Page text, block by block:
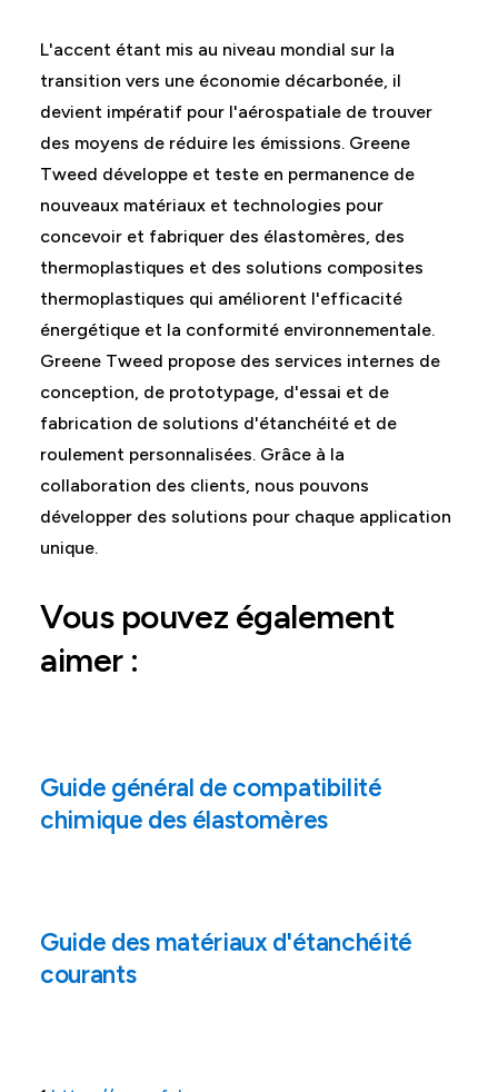
L'accent étant mis au niveau mondial sur la
transition vers une économie décarbonée, il
devient impératif pour l'aérospatiale de trouver
des moyens de réduire les émissions. Greene
Tweed développe et teste en permanence de
nouveaux matériaux et technologies pour
concevoir et fabriquer des élastomères, des
thermoplastiques et des solutions composites
thermoplastiques qui améliorent l'efficacité
énergétique et la conformité environnementale.
Greene Tweed propose des services internes de
conception, de prototypage, d'essai et de
fabrication de solutions d'étanchéité et de
roulement personnalisées. Grâce à la
collaboration des clients, nous pouvons
développer des solutions pour chaque application
unique.
Vous pouvez également
aimer :
Guide général de compatibilité
chimique des élastomères
Guide des matériaux d'étanchéité
courants